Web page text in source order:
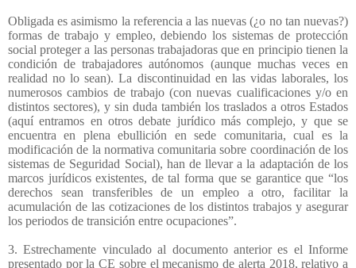
Obligada es asimismo la referencia a las nuevas (¿o no tan nuevas?)
formas de trabajo y empleo, debiendo los sistemas de protección
social proteger a las personas trabajadoras que en principio tienen la
condición de trabajadores autónomos (aunque muchas veces en
realidad no lo sean). La discontinuidad en las vidas laborales, los
numerosos cambios de trabajo (con nuevas cualificaciones y/o en
distintos sectores), y sin duda también los traslados a otros Estados
(aquí entramos en otros debate jurídico más complejo, y que se
encuentra en plena ebullición en sede comunitaria, cual es la
modificación de la normativa comunitaria sobre coordinación de los
sistemas de Seguridad Social), han de llevar a la adaptación de los
marcos jurídicos existentes, de tal forma que se garantice que “los
derechos sean transferibles de un empleo a otro, facilitar la
acumulación de las cotizaciones de los distintos trabajos y asegurar
los periodos de transición entre ocupaciones”.
3. Estrechamente vinculado al documento anterior es el Informe
presentado por la CE sobre el mecanismo de alerta 2018, relativo a